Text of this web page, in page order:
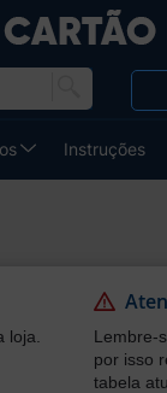
Instruções
loja.
Lembre-
por isso
tabela